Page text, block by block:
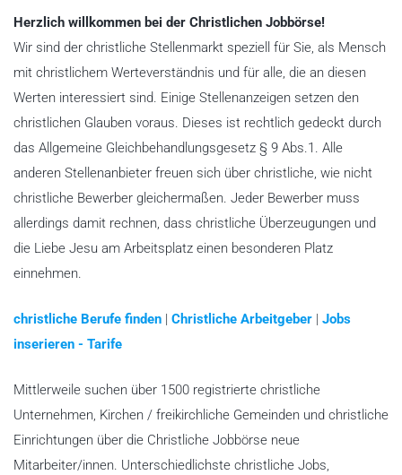
Herzlich willkommen bei der Christlichen Jobbörse!
Wir sind der christliche Stellenmarkt speziell für Sie, als Mensch
mit christlichem Werteverständnis und für alle, die an diesen
Werten interessiert sind. Einige Stellenanzeigen setzen den
christlichen Glauben voraus. Dieses ist rechtlich gedeckt durch
das Allgemeine Gleichbehandlungsgesetz § 9 Abs.1. Alle
anderen Stellenanbieter freuen sich über christliche, wie nicht
christliche Bewerber gleichermaßen. Jeder Bewerber muss
allerdings damit rechnen, dass christliche Überzeugungen und
die Liebe Jesu am Arbeitsplatz einen besonderen Platz
einnehmen.
christliche Berufe finden Christliche Arbeitgeber
Jobs
inserieren - Tarife
Mittlerweile suchen über 1500 registrierte christliche
Unternehmen, Kirchen / freikirchliche Gemeinden und christliche
Einrichtungen über die Christliche Jobbörse neue
Mitarbeiter/innen. Unterschiedlichste christliche Jobs,